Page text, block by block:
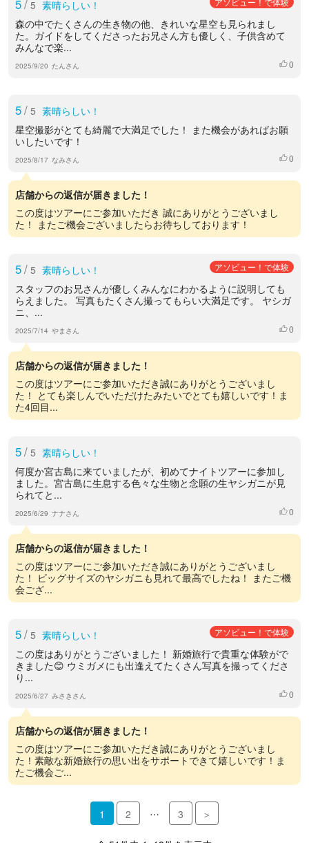
5/ 5 素晴らしい！
森の中でたくさんの生き物の他、きれいな星空も見られまし
た。ガイドをしてくださったお兄さん方も優しく、子供含めて
みんなで楽...
2025/9/20 たんさん いいね
0
5/ 5 素晴らしい！
星空撮影がとても綺麗で大満足でした！ また機会があればお願
いしたいです！
2025/8/17 なみさん いいね
0
店舗からの返信が届きました！
この度はツアーにご参加いただき 誠にありがとうございまし
た！ またご機会ございましたらお待ちしております！
5/ 5 素晴らしい！ アソビュー！で体験
スタッフのお兄さんが優しくみんなにわかるように説明しても
らえました。 写真もたくさん撮ってもらい大満足です。 ヤシガ
ニ、...
2025/7/14 やまさん いいね
0
店舗からの返信が届きました！
この度はツアーにご参加いただき誠にありがとうございまし
た！ とても楽しんでいただけたみたいでとても嬉しいです！ま
た4回目...
5/ 5 素晴らしい！
何度か宮古島に来ていましたが、初めてナイトツアーに参加し
ました。宮古島に生息する色々な生物と念願の生ヤシガニが見
られてと...
2025/6/29 ナナさん いいね
0
店舗からの返信が届きました！
この度はツアーにご参加いただき誠にありがとうございまし
た！ ビッグサイズのヤシガニも見れて最高でしたね！ またご機
会ござ...
5/ 5 素晴らしい！ アソビュー！で体験
この度はありがとうございました！ 新婚旅行で貴重な体験がで
きました😊 ウミガメにも出逢えてたくさん写真を撮ってくださ
り...
2025/6/27 みさきさん いいね
0
店舗からの返信が届きました！
この度はツアーにご参加いただき誠にありがとうございまし
た！素敵な新婚旅行の思い出をサポートできて嬉しいです！ま
たご機会ご...
1 2 … 3 ＞